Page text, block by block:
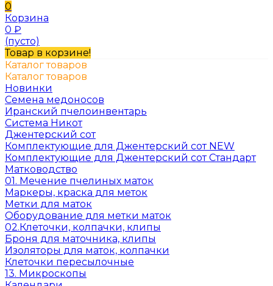
0
Корзина
0 ₽
(пусто)
Товар в корзине!
Каталог товаров
Каталог товаров
Новинки
Семена медоносов
Иранский пчелоинвентарь
Система Никот
Джентерский сот
Комплектующие для Джентерский сот NEW
Комплектующие для Джентерский сот Стандарт
Матководство
01. Мечение пчелиных маток
Маркеры, краска для меток
Метки для маток
Оборудование для метки маток
02.Клеточки, колпачки, клипы
Броня для маточника, клипы
Изоляторы для маток, колпачки
Клеточки пересылочные
13. Микроскопы